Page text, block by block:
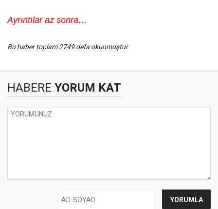
Ayrıntılar az sonra…
Bu haber toplam 2749 defa okunmuştur
HABERE YORUM KAT